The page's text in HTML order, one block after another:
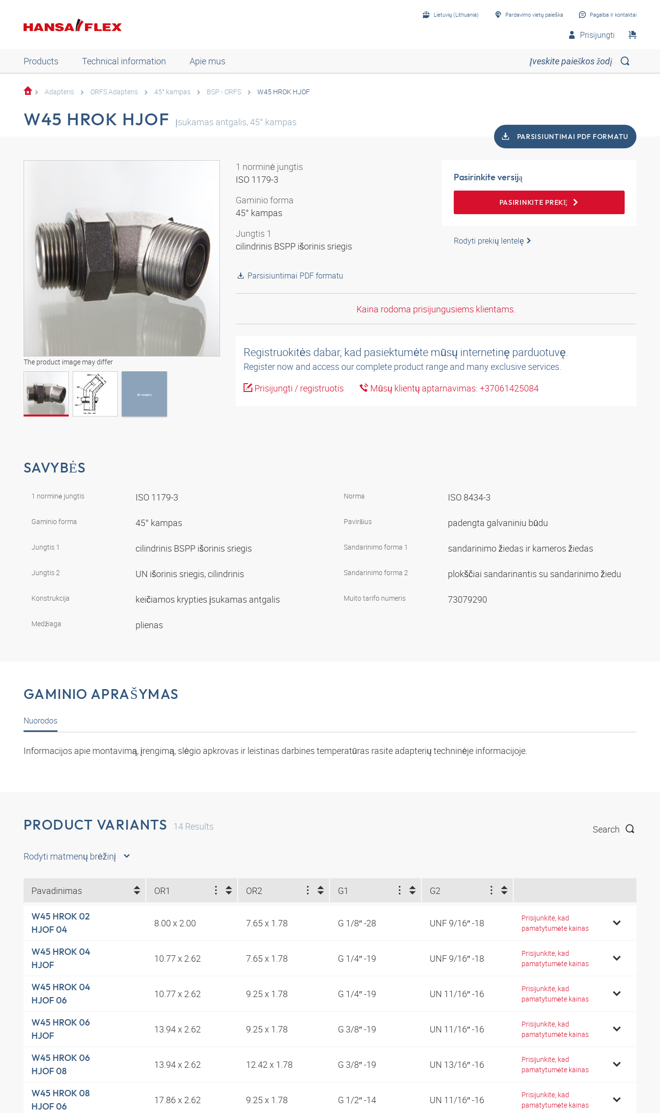
Lietuvių (Lithuania) Pardavimo vietų paieška Pagalba ir kontaktai
Prisijungti
Products Technical information Apie mus
Adapteris ORFS Adapteris 45° kampas BSP - ORFS W45 HROK HJOF
W45 HROK HJOF Įsukamas antgalis, 45° kampas
PARSISIUNTIMAI PDF FORMATU
The product image may differ
3D modelis
3D modelis
1 norminė jungtis
ISO 1179-3
Gaminio forma
45° kampas
Jungtis 1
cilindrinis BSPP išorinis sriegis
Parsisiuntimai PDF formatu
Pasirinkite versiją
PASIRINKITE PREKĘ
Rodyti prekių lentelę
Kaina rodoma prisijungusiems klientams.
Registruokitės dabar, kad pasiektumėte mūsų internetinę parduotuvę.
Register now and access our complete product range and many exclusive services.
Prisijungti / registruotis
Mūsų klientų aptarnavimas: +37061425084
SAVYBĖS
1 norminė jungtis ISO 1179-3
Gaminio forma 45° kampas
Jungtis 1 cilindrinis BSPP išorinis sriegis
Jungtis 2 UN išorinis sriegis, cilindrinis
Konstrukcija keičiamos krypties įsukamas antgalis
Medžiaga plienas
Norma ISO 8434-3
Paviršius padengta galvaniniu būdu
Sandarinimo forma 1 sandarinimo žiedas ir kameros žiedas
Sandarinimo forma 2 plokščiai sandarinantis su sandarinimo žiedu
Muito tarifo numeris 73079290
GAMINIO APRAŠYMAS
Nuorodos
Informacijos apie montavimą, įrengimą, slėgio apkrovas ir leistinas darbines temperatūras rasite adapterių techninėje informacijoje.
PRODUCT VARIANTS 14 Results Search
Rodyti matmenų brėžinį
Pavadinimas OR1 OR2 G1 G2
W45 HROK 02
HJOF 04
8.00 x 2.00 7.65 x 1.78 G 1/8″ -28 UNF 9/16″ -18
Prisijunkite, kad
pamatytumėte kainas
W45 HROK 04
HJOF
10.77 x 2.62 7.65 x 1.78 G 1/4″ -19 UNF 9/16″ -18
Prisijunkite, kad
pamatytumėte kainas
W45 HROK 04
HJOF 06
10.77 x 2.62 9.25 x 1.78 G 1/4″ -19 UN 11/16″ -16
Prisijunkite, kad
pamatytumėte kainas
W45 HROK 06
HJOF
13.94 x 2.62 9.25 x 1.78 G 3/8″ -19 UN 11/16″ -16
Prisijunkite, kad
pamatytumėte kainas
W45 HROK 06
HJOF 08
13.94 x 2.62 12.42 x 1.78 G 3/8″ -19 UN 13/16″ -16
Prisijunkite, kad
pamatytumėte kainas
W45 HROK 08
HJOF 06
17.86 x 2.62 9.25 x 1.78 G 1/2″ -14 UN 11/16″ -16
Prisijunkite, kad
pamatytumėte kainas